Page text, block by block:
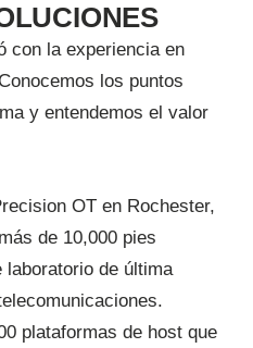
con la experiencia en
los puntos
y entendemos el valor
OT en Rochester,
de 10,000 pies
laboratorio de última
plataformas de host que